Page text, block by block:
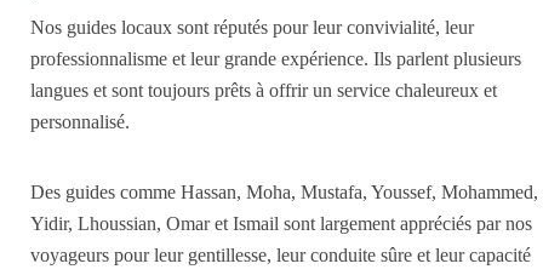
Nos guides locaux sont réputés pour leur convivialité, leur
professionnalisme et leur grande expérience. Ils parlent plusieurs
langues et sont toujours prêts à offrir un service chaleureux et
personnalisé.
Des guides comme Hassan, Moha, Mustafa, Youssef, Mohammed,
Yidir, Lhoussian, Omar et Ismail sont largement appréciés par nos
voyageurs pour leur gentillesse, leur conduite sûre et leur capacité